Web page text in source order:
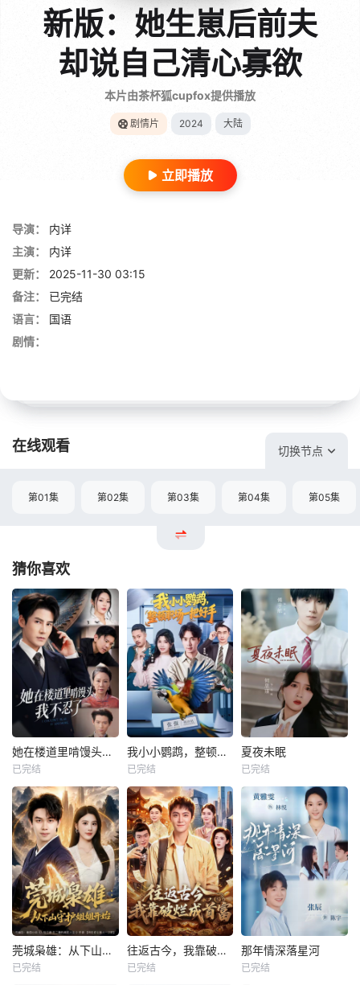
新版：她生崽后前夫
却说自己清心寡欲
本片由茶杯狐cupfox提供播放
剧情片 2024 大陆
立即播放
导演：
内详
主演：
内详
更新：
2025-11-30 03:15
备注：
已完结
语言：
国语
剧情：
在线观看 切换节点
第01集 第02集 第03集 第04集 第05集
猜你喜欢
她在楼道里啃馒头，我不忍了
已完结
我小小鹦鹉，整顿职场一把好手
已完结
夏夜未眠
已完结
莞城枭雄：从下山守护姐姐开始
已完结
往返古今，我靠破烂成首富
已完结
那年情深落星河
已完结